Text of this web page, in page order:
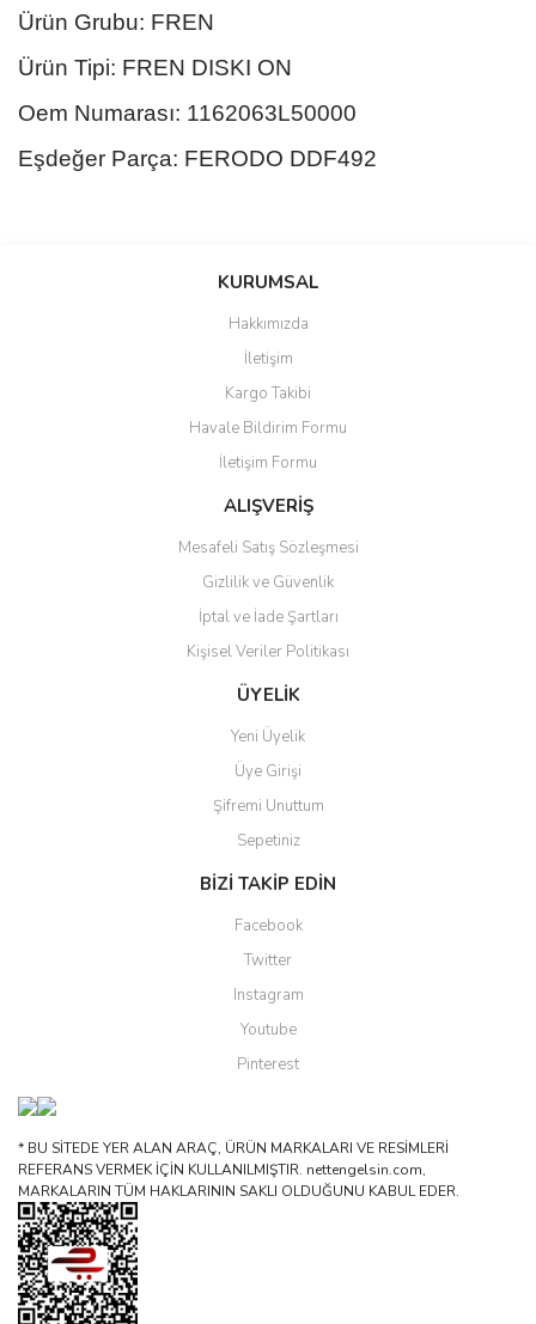
Ürün Grubu: FREN
Ürün Tipi: FREN DISKI ON
Oem Numarası: 1162063L50000
Eşdeğer Parça: FERODO DDF492
Bu ürüne ilk yorumu siz yapın!
Yorum Yaz
Ürün resmi kalitesiz, bozuk veya görüntülenemiyor.
Ürün açıklamasında eksik bilgiler bulunuyor.
Ürün bilgilerinde hatalar bulunuyor.
Ürün fiyatı diğer sitelerden daha pahalı.
Bu ürüne benzer farklı alternatifler olmalı.
Gönder
KURUMSAL
Hakkımızda
İletişim
Kargo Takibi
Havale Bildirim Formu
İletişim Formu
ALIŞVERİŞ
Mesafeli Satış Sözleşmesi
Gizlilik ve Güvenlik
İptal ve İade Şartları
Kişisel Veriler Politikası
ÜYELİK
Yeni Üyelik
Üye Girişi
Şifremi Unuttum
Sepetiniz
BİZİ TAKİP EDİN
Facebook
Twitter
Instagram
Youtube
Pinterest
* BU SİTEDE YER ALAN ARAÇ, ÜRÜN MARKALARI VE RESİMLERİ
REFERANS VERMEK İÇİN KULLANILMIŞTIR. nettengelsin.com,
MARKALARIN TÜM HAKLARININ SAKLI OLDUĞUNU KABUL EDER.